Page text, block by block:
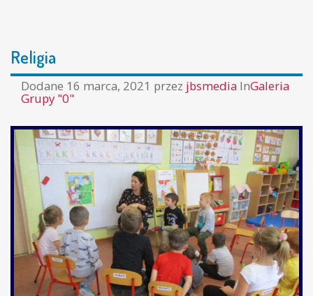
Religia
Dodane 16 marca, 2021 przez jbsmedia InGaleria
Grupy "0"